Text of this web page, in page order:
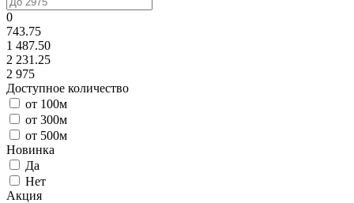
0
743.75
1 487.50
2 231.25
2 975
Доступное количество
от 100м
от 300м
от 500м
Новинка
Да
Нет
Акция